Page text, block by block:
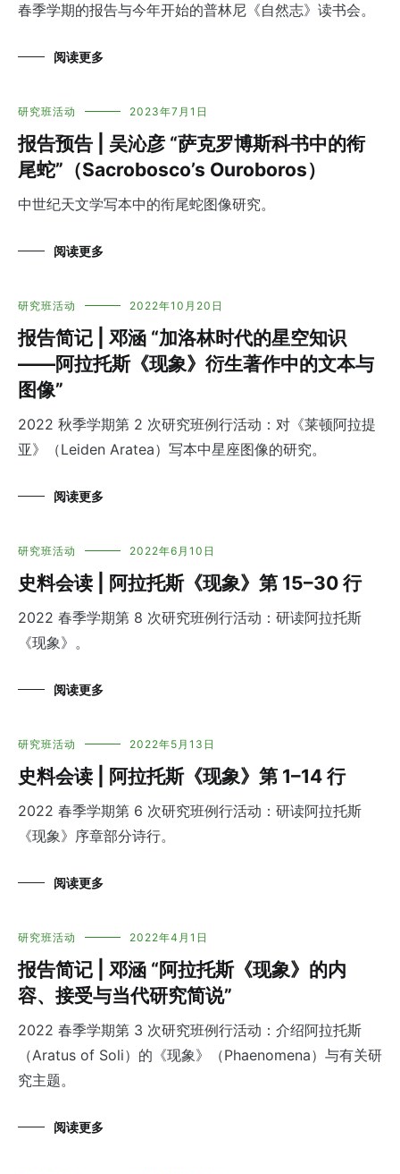
春季学期的报告与今年开始的普林尼《自然志》读书会。
阅读更多
研究班活动 2023年7月1日
报告预告 | 吴沁彦 “萨克罗博斯科书中的衔
尾蛇”（Sacrobosco’s Ouroboros）
中世纪天文学写本中的衔尾蛇图像研究。
阅读更多
研究班活动 2022年10月20日
报告简记 | 邓涵 “加洛林时代的星空知识
——阿拉托斯《现象》衍生著作中的文本与
图像”
2022 秋季学期第 2 次研究班例行活动：对《莱顿阿拉提
亚》（Leiden Aratea）写本中星座图像的研究。
阅读更多
研究班活动 2022年6月10日
史料会读 | 阿拉托斯《现象》第 15–30 行
2022 春季学期第 8 次研究班例行活动：研读阿拉托斯
《现象》。
阅读更多
研究班活动 2022年5月13日
史料会读 | 阿拉托斯《现象》第 1–14 行
2022 春季学期第 6 次研究班例行活动：研读阿拉托斯
《现象》序章部分诗行。
阅读更多
研究班活动 2022年4月1日
报告简记 | 邓涵 “阿拉托斯《现象》的内
容、接受与当代研究简说”
2022 春季学期第 3 次研究班例行活动：介绍阿拉托斯
（Aratus of Soli）的《现象》（Phaenomena）与有关研
究主题。
阅读更多